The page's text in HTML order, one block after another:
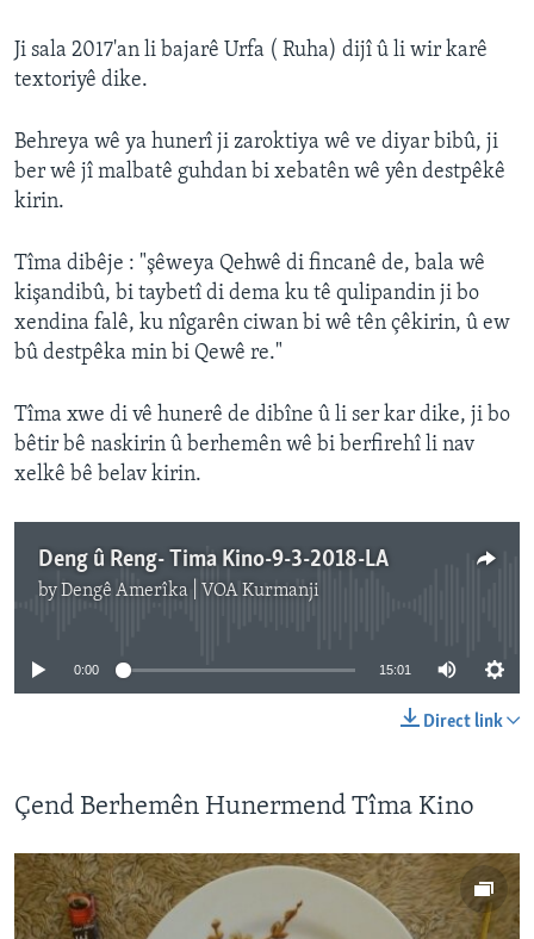
Ji sala 2017'an li bajarê Urfa ( Ruha) dijî û li wir karê
textoriyê dike.
Behreya wê ya hunerî ji zaroktiya wê ve diyar bibû, ji
ber wê jî malbatê guhdan bi xebatên wê yên destpêkê
kirin.
Tîma dibêje : "şêweya Qehwê di fincanê de, bala wê
kişandibû, bi taybetî di dema ku tê qulipandin ji bo
xendina falê, ku nîgarên ciwan bi wê tên çêkirin, û ew
bû destpêka min bi Qewê re."
Tîma xwe di vê hunerê de dibîne û li ser kar dike, ji bo
bêtir bê naskirin û berhemên wê bi berfirehî li nav
xelkê bê belav kirin.
Deng û Reng- Tima Kino-9-3-2018-LA
byDengê Amerîka | VOA Kurmanji
No media source currently available
0:00 15:01
Direct link
Çend Berhemên Hunermend Tîma Kino